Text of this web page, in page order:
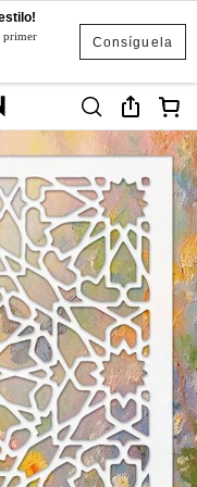
Consíguela
primer